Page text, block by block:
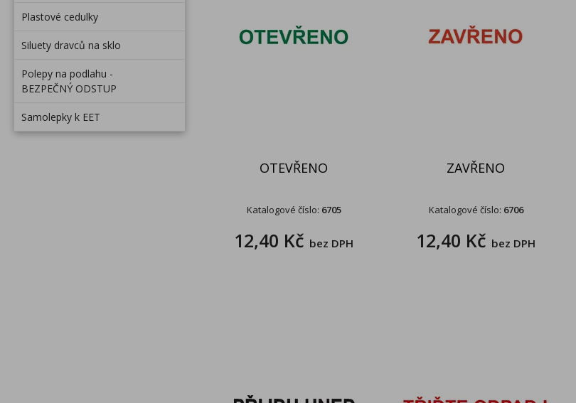
Plastové cedulky
Siluety dravců na sklo
Polepy na podlahu -
BEZPEČNÝ ODSTUP
Samolepky k EET
OTEVŘENO
Katalogové číslo: 6705
12,40 Kč bez DPH
ZAVŘENO
Katalogové číslo: 6706
12,40 Kč bez DPH